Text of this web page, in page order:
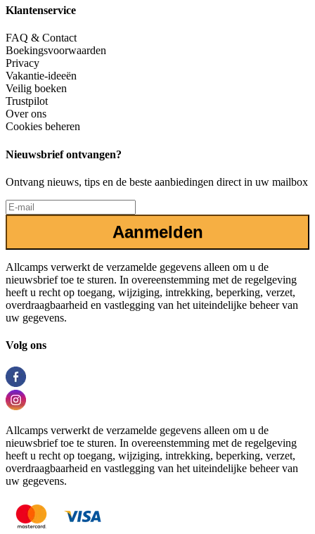
Klantenservice
FAQ & Contact
Boekingsvoorwaarden
Privacy
Vakantie-ideeën
Veilig boeken
Trustpilot
Over ons
Cookies beheren
Nieuwsbrief ontvangen?
Ontvang nieuws, tips en de beste aanbiedingen direct in uw mailbox
Aanmelden
Allcamps verwerkt de verzamelde gegevens alleen om u de
nieuwsbrief toe te sturen. In overeenstemming met de regelgeving
heeft u recht op toegang, wijziging, intrekking, beperking, verzet,
overdraagbaarheid en vastlegging van het uiteindelijke beheer van
uw gegevens.
Volg ons
Allcamps verwerkt de verzamelde gegevens alleen om u de
nieuwsbrief toe te sturen. In overeenstemming met de regelgeving
heeft u recht op toegang, wijziging, intrekking, beperking, verzet,
overdraagbaarheid en vastlegging van het uiteindelijke beheer van
uw gegevens.